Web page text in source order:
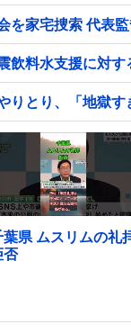
を家宅捜索 代表
飲料水支援に対
りとり、「地獄
葉県 ムスリムの礼
否